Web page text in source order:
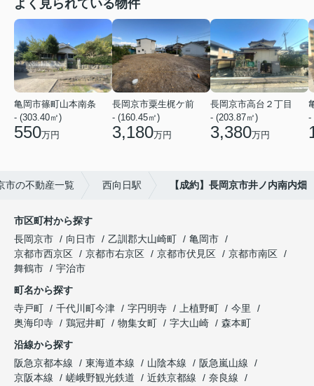
よく見られている物件
亀岡市篠町山本南条
- (303.40㎡)
550万円
長岡京市粟生梶ケ前
- (160.45㎡)
3,180万円
長岡京市高台２丁目
- (203.87㎡)
3,380万円
-
市の不動産一覧 西向日駅 【成約】長岡京市井ノ内南内畑
市区町村から探す
長岡京市
向日市 乙訓郡大山崎町
亀岡市
京都市西京区
京都市右京区 京都市伏見区
京都市南区
舞鶴市
宇治市
町名から探す
寺戸町
千代川町今津 字円明寺 上植野町
今里
奥海印寺
鶏冠井町 物集女町 字大山崎
森本町
沿線から探す
阪急京都本線
東海道本線 山陰本線
阪急嵐山線
京阪本線
嵯峨野観光鉄道 近鉄京都線
奈良線